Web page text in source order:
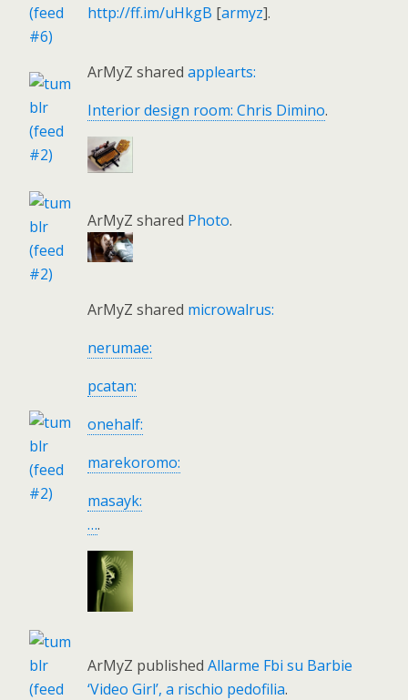
http://ff.im/uHkgB [armyz].
ArMyZ shared applearts:
Interior design room: Chris Dimino.
ArMyZ shared Photo.
ArMyZ shared microwalrus:
nerumae:
pcatan:
onehalf:
marekoromo:
masayk:
….
ArMyZ published Allarme Fbi su Barbie
‘Video Girl’, a rischio pedofilia.